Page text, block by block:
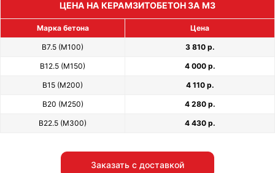
ЦЕНА НА КЕРАМЗИТОБЕТОН ЗА М3
Марка бетона Цена
В7.5 (М100) 3 810 р.
В12.5 (М150) 4 000 р.
В15 (М200) 4 110 р.
В20 (М250) 4 280 р.
В22.5 (М300) 4 430 р.
Заказать с доставкой